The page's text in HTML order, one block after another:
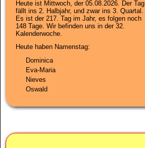
Heute ist Mittwoch, der 05.08.2026. Der Tag
fällt ins 2. Halbjahr, und zwar ins 3. Quartal.
Es ist der 217. Tag im Jahr, es folgen noch
148 Tage. Wir befinden uns in der 32.
Kalenderwoche.
Heute haben Namenstag:
Dominica
Eva-Maria
Nieves
Oswald